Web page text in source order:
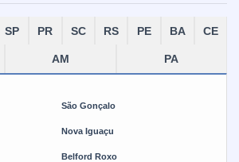
resistentes à corrosão e à oxidação.
eles podem ser usados por muito
Os alicates de eletricista são
para oferecer segurança,
para que o trabalho possa ser
e precisão.
SP PR SC RS PE BA CE
AM PA
São Gonçalo
Nova Iguaçu
Belford Roxo